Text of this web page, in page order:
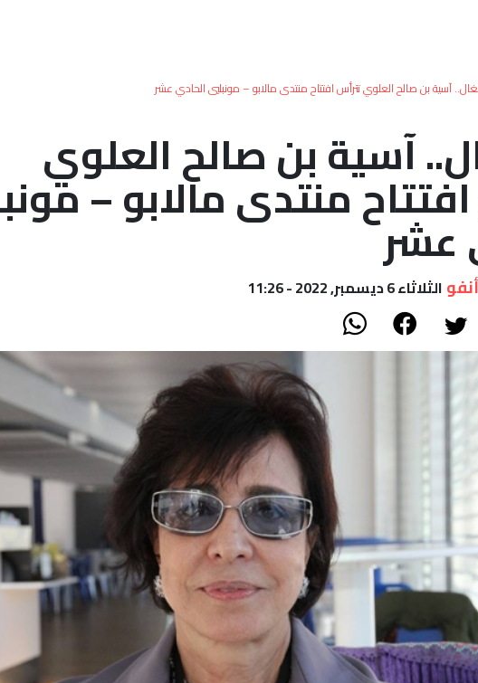
آسية بن صالح العلوي تترأس افتتاح منتدى مالابو – مونبليي الحادي عشر
آسية بن صالح العلوي
منتدى مالابو –
عشر
الثلاثاء 6 ديسمبر, 2022 - 11:26